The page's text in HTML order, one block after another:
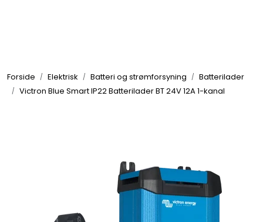
Forside Elektrisk Batteri og strømforsyning
Batterilader
Victron Blue Smart IP22 Batterilader BT 24V 12A 1-kanal
Elektrisk